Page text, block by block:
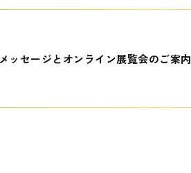
ッセージとオンライン展覧会のご案内